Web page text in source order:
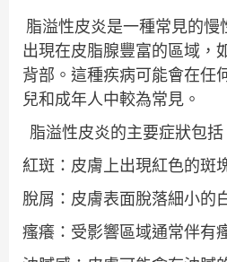
脂溢性皮炎是一種常見的慢
出現在皮脂腺豐富的區域，
背部。這種疾病可能會在任
兒和成年人中較為常見。
脂溢性皮炎的主要症狀包括
紅斑：皮膚上出現紅色的斑
脫屑：皮膚表面脫落細小的
瘙癢：受影響區域通常伴有